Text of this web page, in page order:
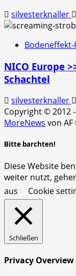
silvesterknaller
NICO Europe
Schachtel
silvesterknaller
Copyright © 2012
MoreNews von
Bitte barchten!
Diese Website
weiter nutzt,
aus
Cookie
Schließen
Privacy Overview